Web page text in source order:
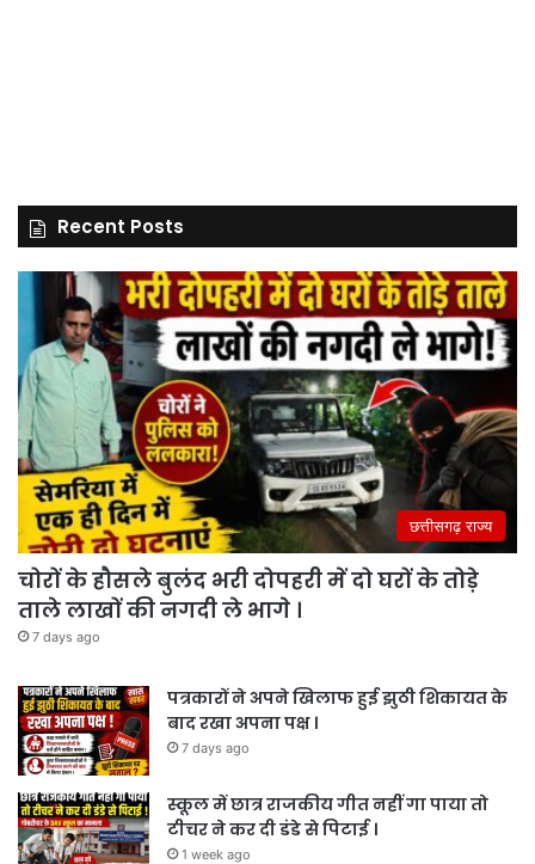
Recent Posts
छत्तीसगढ़ राज्य
चोरों के हौसले बुलंद भरी दोपहरी में दो घरों के तोड़े
ताले लाखों की नगदी ले भागे ।
7 days ago
पत्रकारों ने अपने खिलाफ हुई झुठी शिकायत के
बाद रखा अपना पक्ष ।
7 days ago
स्कूल में छात्र राजकीय गीत नहीं गा पाया तो
टीचर ने कर दी डंडे से पिटाई ।
1 week ago